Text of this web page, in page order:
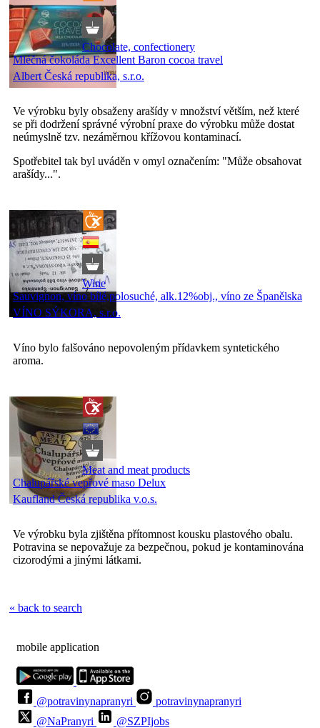
Chocolate, confectionery
Mléčná čokoláda Excellent Baron cocoa travel
Albert Česká republika, s.r.o.
Ve výrobku byly obsaženy arašídy v množství větším, než které
se při dodržení správné výrobní praxe do výrobku může dostat
neúmyslně tzv. nezáměrnou křížovou kontaminací.
Spotřebitel tak byl uváděn v omyl označením: "Může obsahovat
arašídy...".
Wine
Sauvignon, víno bílé,polosuché, alk.12%obj., víno ze Španělska
VÍNO SÝKORA, s.r.o.
Víno bylo falšováno nepovoleným přídavkem syntetického
aroma.
Meat and meat products
Chalupářské vepřové maso Delux
Kaufland Česká republika v.o.s.
Ve výrobku byla zjištěna přítomnost kousku plastového obalu.
Potravina se nepovažuje za bezpečnou, pokud je kontaminována
cizorodými a jinými látkami.
« back to search
mobile application
@potravinynapranyri
potravinynapranyri
@NaPranyri
@SZPIjobs